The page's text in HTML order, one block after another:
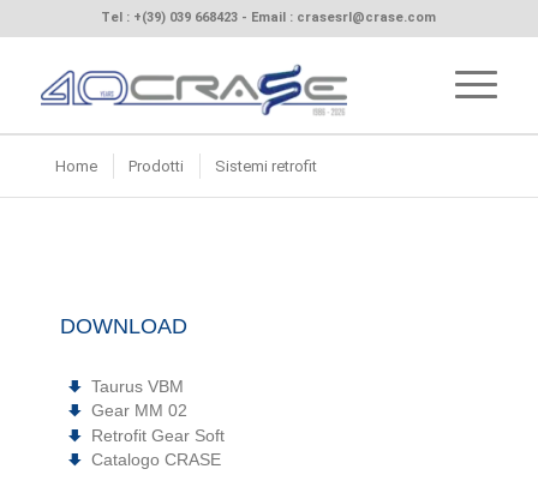
Tel : +(39) 039 668423 - Email : crasesrl@crase.com
Home Prodotti Sistemi retrofit
DOWNLOAD
Taurus VBM
Gear MM 02
Retrofit Gear Soft
Catalogo CRASE